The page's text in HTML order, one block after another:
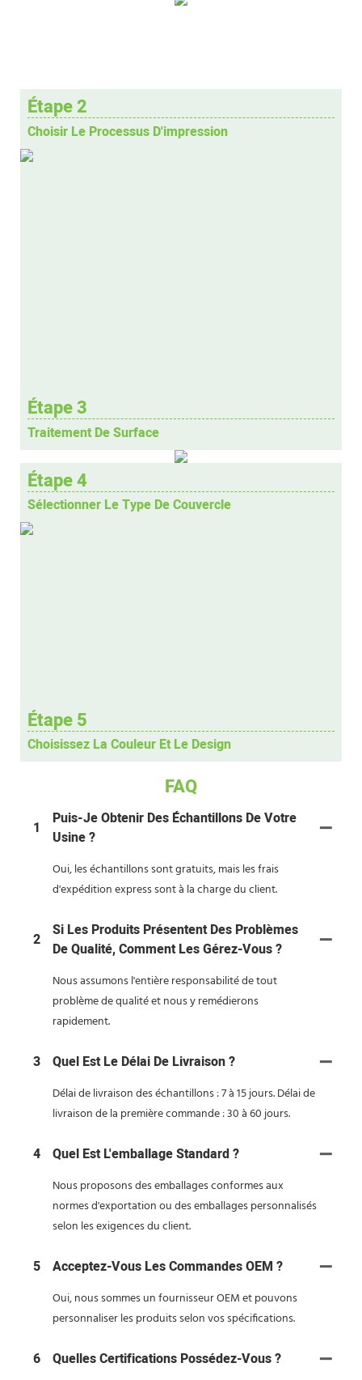
Étape 2
Choisir Le Processus D'impression
Étape 3
Traitement De Surface
Étape 4
Sélectionner Le Type De Couvercle
Étape 5
Choisissez La Couleur Et Le Design
FAQ
1
Puis-Je Obtenir Des Échantillons De Votre
Usine ?
Oui, les échantillons sont gratuits, mais les frais
d'expédition express sont à la charge du client.
2
Si Les Produits Présentent Des Problèmes
De Qualité, Comment Les Gérez-Vous ?
Nous assumons l'entière responsabilité de tout
problème de qualité et nous y remédierons
rapidement.
3 Quel Est Le Délai De Livraison ?
Délai de livraison des échantillons : 7 à 15 jours. Délai de
livraison de la première commande : 30 à 60 jours.
4 Quel Est L'emballage Standard ?
Nous proposons des emballages conformes aux
normes d'exportation ou des emballages personnalisés
selon les exigences du client.
5 Acceptez-Vous Les Commandes OEM ?
Oui, nous sommes un fournisseur OEM et pouvons
personnaliser les produits selon vos spécifications.
6 Quelles Certifications Possédez-Vous ?